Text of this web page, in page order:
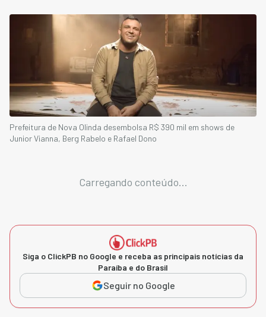
Prefeitura de Nova Olinda desembolsa R$ 390 mil em shows de
Junior Vianna, Berg Rabelo e Rafael Dono
Carregando conteúdo...
Siga o ClickPB no Google e receba as principais notícias da
Paraíba e do Brasil
Seguir no Google